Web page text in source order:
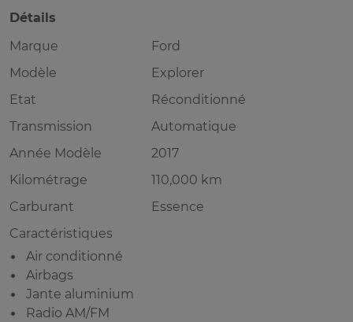
Détails
Marque
Ford
Modèle
Explorer
Etat
Réconditionné
Transmission
Automatique
Année Modèle
2017
Kilométrage
110,000 km
Carburant
Essence
Caractéristiques
Air conditionné
Airbags
Jante aluminium
Radio AM/FM